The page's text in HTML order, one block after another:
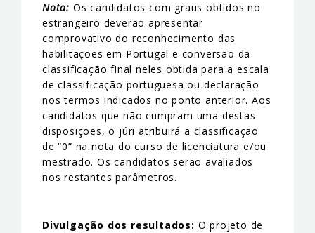
Nota: Os candidatos com graus obtidos no
estrangeiro deverão apresentar
comprovativo do reconhecimento das
habilitações em Portugal e conversão da
classificação final neles obtida para a escala
de classificação portuguesa ou declaração
nos termos indicados no ponto anterior. Aos
candidatos que não cumpram uma destas
disposições, o júri atribuirá a classificação
de “0” na nota do curso de licenciatura e/ou
mestrado. Os candidatos serão avaliados
nos restantes parâmetros.
Divulgação dos resultados: O projeto de